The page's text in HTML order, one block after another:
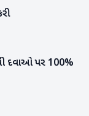
દવાઓ પર 100%